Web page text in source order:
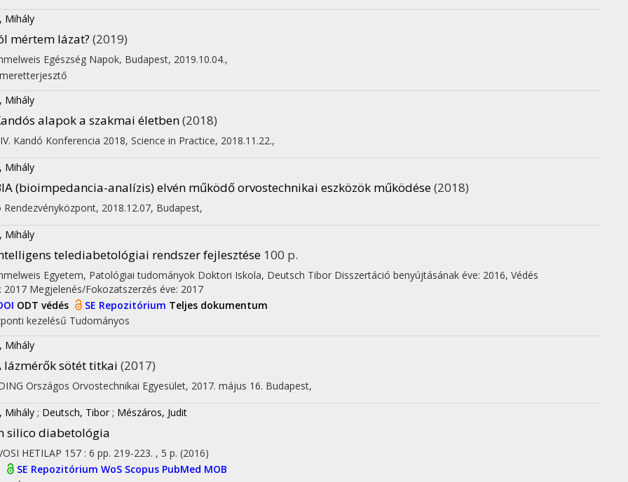
Mihály
mértem lázat? (2019)
Egészség Napok, Budapest, 2019.10.04.,
Mihály
alapok a szakmai életben(2018)
Kandó Konferencia 2018, Science in Practice, 2018.11.22.,
Mihály
(bioimpedancia-analízis) elvén működő orvostechnikai eszközök működése(2018)
Rendezvényközpont, 2018.12.07, Budapest,
Mihály
telediabetológiai rendszer fejlesztése 100 p.
Egyetem, Patológiai tudományok Doktori Iskola, Deutsch Tibor Disszertáció benyújtásának éve: 2016, Védés
2017 Megjelenés/Fokozatszerzés éve: 2017
ODT védés SE Repozitórium Teljes dokumentum
kezelésű Tudományos
Mihály
lázmérők sötét titkai (2017)
Országos Orvostechnikai Egyesület, 2017. május 16. Budapest,
Mihály ; Deutsch, Tibor ; Mészáros, Judit
silico diabetológia
HETILAP 157 : 6 pp. 219-223. , 5 p. (2016)
SE Repozitórium WoS Scopus PubMed MOB